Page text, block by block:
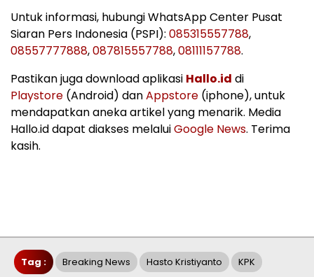
Untuk informasi, hubungi WhatsApp Center Pusat
Siaran Pers Indonesia (PSPI): 085315557788,
08557777888,087815557788,08111157788.
Pastikan juga download aplikasi Hallo.id di
Playstore (Android) danAppstore (iphone), untuk
mendapatkan aneka artikel yang menarik. Media
Hallo.id dapat diakses melaluiGoogle News. Terima
kasih.
Tag : Breaking News Hasto Kristiyanto KPK